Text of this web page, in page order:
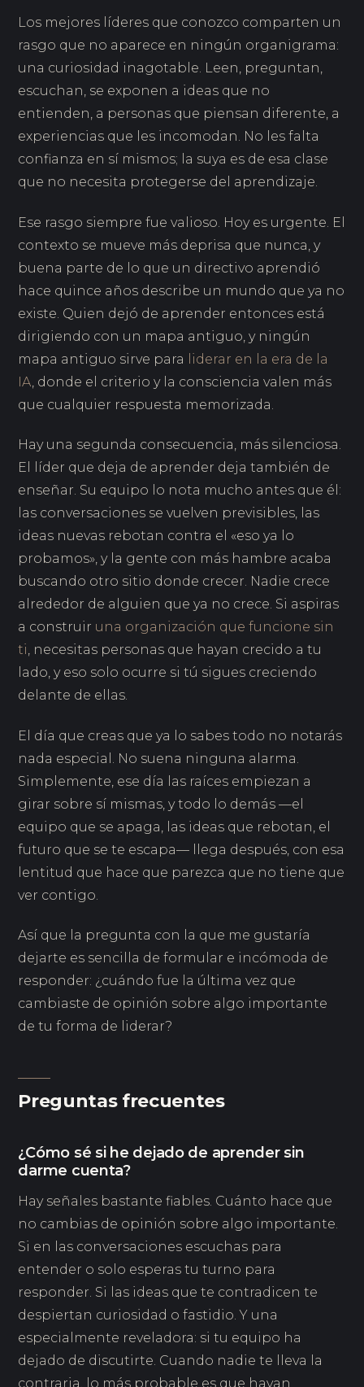
Los mejores líderes que conozco comparten un
rasgo que no aparece en ningún organigrama:
una curiosidad inagotable. Leen, preguntan,
escuchan, se exponen a ideas que no
entienden, a personas que piensan diferente, a
experiencias que les incomodan. No les falta
confianza en sí mismos; la suya es de esa clase
que no necesita protegerse del aprendizaje.
Ese rasgo siempre fue valioso. Hoy es urgente. El
contexto se mueve más deprisa que nunca, y
buena parte de lo que un directivo aprendió
hace quince años describe un mundo que ya no
existe. Quien dejó de aprender entonces está
dirigiendo con un mapa antiguo, y ningún
mapa antiguo sirve para
liderar en la era de la
IA , donde el criterio y la consciencia valen más
que cualquier respuesta memorizada.
Hay una segunda consecuencia, más silenciosa.
El líder que deja de aprender deja también de
enseñar. Su equipo lo nota mucho antes que él:
las conversaciones se vuelven previsibles, las
ideas nuevas rebotan contra el «eso ya lo
probamos», y la gente con más hambre acaba
buscando otro sitio donde crecer. Nadie crece
alrededor de alguien que ya no crece. Si aspiras
a construir una organización que funcione sin
ti, necesitas personas que hayan crecido a tu
lado, y eso solo ocurre si tú sigues creciendo
delante de ellas.
El día que creas que ya lo sabes todo no notarás
nada especial. No suena ninguna alarma.
Simplemente, ese día las raíces empiezan a
girar sobre sí mismas, y todo lo demás —el
equipo que se apaga, las ideas que rebotan, el
futuro que se te escapa— llega después, con esa
lentitud que hace que parezca que no tiene que
ver contigo.
Así que la pregunta con la que me gustaría
dejarte es sencilla de formular e incómoda de
responder: ¿cuándo fue la última vez que
cambiaste de opinión sobre algo importante
de tu forma de liderar?
Preguntas frecuentes
¿Cómo sé si he dejado de aprender sin
darme cuenta?
Hay señales bastante fiables. Cuánto hace que
no cambias de opinión sobre algo importante.
Si en las conversaciones escuchas para
entender o solo esperas tu turno para
responder. Si las ideas que te contradicen te
despiertan curiosidad o fastidio. Y una
especialmente reveladora: si tu equipo ha
dejado de discutirte. Cuando nadie te lleva la
contraria, lo más probable es que hayan